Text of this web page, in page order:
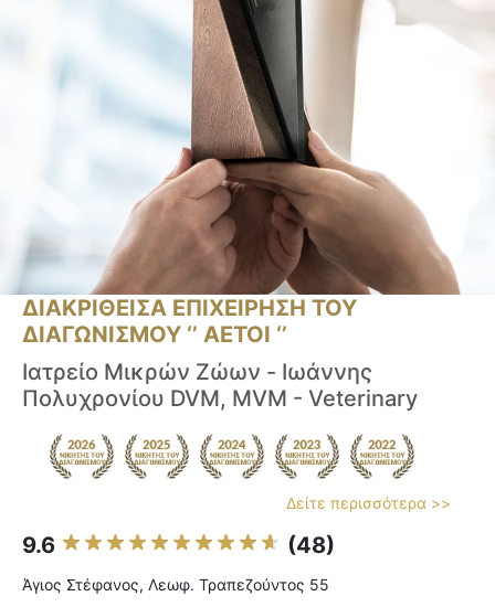
ΔΙΑΚΡΙΘΕΙΣΑ ΕΠΙΧΕΙΡΗΣΗ ΤΟΥ
ΔΙΑΓΩΝΙΣΜΟΥ ‘’ ΑΕΤΟΙ ‘’
Ιατρείο Μικρών Ζώων - Ιωάννης
Πολυχρονίου DVM, MVM - Veterinary
Δείτε περισσότερα >>
9.6 (48)
Άγιος Στέφανος, Λεωφ. Τραπεζούντος 55